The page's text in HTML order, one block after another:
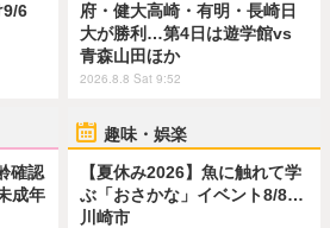
9/6
府・健大高崎・有明・長崎日
大が勝利…第4日は遊学館vs
青森山田ほか
2026.8.8 Sat 9:52
確認
成年
趣味・娯楽
【夏休み2026】魚に触れて学
ぶ「おさかな」イベント8/8…
川崎市